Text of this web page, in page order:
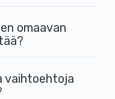
omaavan
vaihtoehtoja